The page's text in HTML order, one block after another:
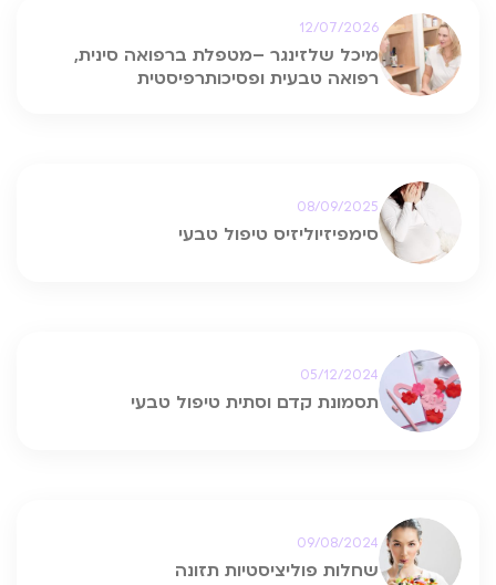
מיכל שלזינגר –מטפלת ברפואה סינית,
רפואה טבעית ופסיכותרפיסטית
12/07/2026
סימפיזיוליזיס טיפול טבעי
08/09/2025
תסמונת קדם וסתית טיפול טבעי
05/12/2024
שחלות פוליציסטיות תזונה
09/08/2024